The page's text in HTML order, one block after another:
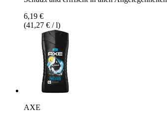
6,19 €
(41,27 € / l)
AXE